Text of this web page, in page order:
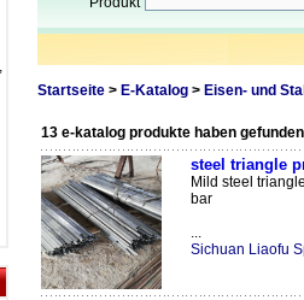
Startseite > E-Katalog> Eisen- und
13 e-katalog produkte haben gefunden
steel triangle
Mild steel
bar
...
Sichuan Liaofu